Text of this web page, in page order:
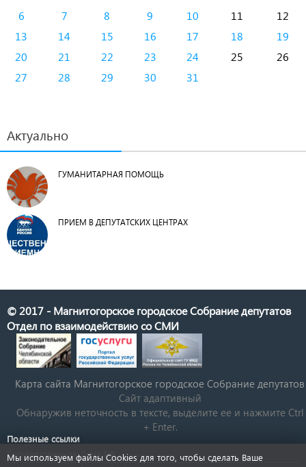
6
7 8 9 10 11
12
13
14 15 16 17 18
19
20
21 22 23 24 25
26
27
28 29 30 31
Актуально
ГУМАНИТАРНАЯ ПОМОЩЬ
ПРИЕМ В ДЕПУТАТСКИХ ЦЕНТРАХ
© 2017 - Магнитогорское городское Собрание депутатов
Отдел по взаимодействию со СМИ
Карта сайта Магнитогорское городское Cобрание депутатов
Сайт адаптивный
Обнаружив неточность в тексте, выделите ее и нажмите Ctrl
+ Enter.
Полезные ссылки
Государственная Дума РФ
Мы используем файлы Cookies для того, чтобы сделать Ваше